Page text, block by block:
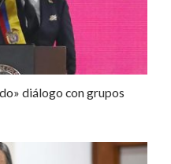
diálogo con grupos